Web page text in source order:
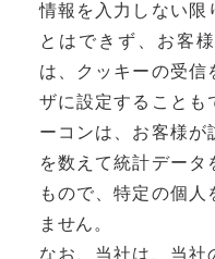
情報を入力しない限
とはできず、お客
は、クッキーの受信
ザに設定することも
ーコンは、お客様が
を数えて統計データ
もので、特定の個人
ません。
なお、当社は、当社